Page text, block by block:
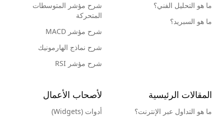
ما هو التحليل الفني؟
ما هو السبريد؟
شرح مؤشر المتوسطات
المتحركة
شرح مؤشر MACD
شرح نماذج الهارمونيك
شرح مؤشر RSI
المقالات الرئيسية
ما هو التداول عبر الإنترنت؟
لأصحاب الأعمال
أدوات (Widgets)